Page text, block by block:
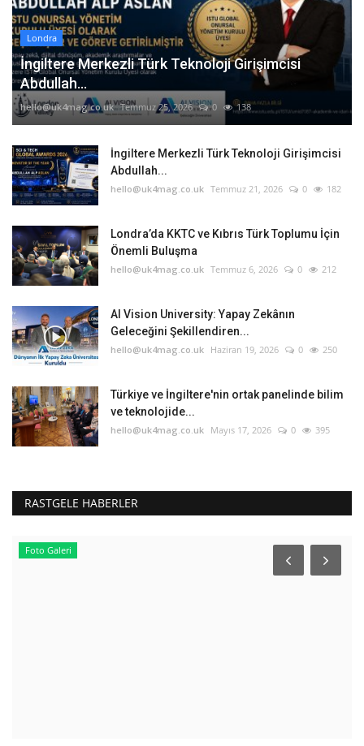
Londra
İngiltere Merkezli Türk Teknoloji Girişimcisi
Abdullah...
hello@uk4mag.co.uk Temmuz 25, 2026 0 138
İngiltere Merkezli Türk Teknoloji Girişimcisi
Abdullah...
hello@uk4mag.co.uk Temmuz 21, 2026 0 182
Londra’da KKTC ve Kıbrıs Türk Toplumu İçin
Önemli Buluşma
hello@uk4mag.co.uk Temmuz 6, 2026 0 212
AI Vision University: Yapay Zekânın
Geleceğini Şekillendiren...
hello@uk4mag.co.uk Haziran 19, 2026 0 250
Türkiye ve İngiltere'nin ortak panelinde bilim
ve teknolojide...
hello@uk4mag.co.uk Mayıs 17, 2026 0 395
RASTGELE HABERLER
Foto Galeri